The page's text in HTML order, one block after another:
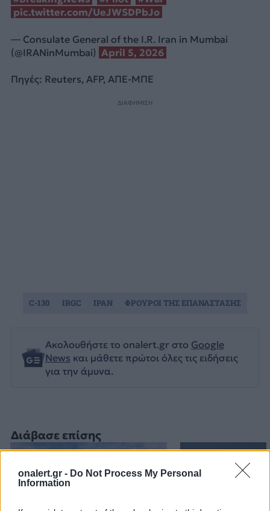
onalert.gr - Do Not Process My Personal
Information
Διάβασε επίσης
pic.twitter.com/UeJWSDPbJo
— Consulate General of the I.R. Iran in Mumbai
(@IRANinMumbai) April 5, 2026
Πηγές: Reuters, AFP, ΑΠΕ-ΜΠΕ
ΔΙΑΦΗΜΙΣΗ
Ακολουθήστε το onalert.gr στο Google
News και μάθετε πρώτοι όλες τις ειδήσεις
για την άμυνα.
C-130 IRGC ΙΡΑΝ ΦΡΟΥΡΟΙ ΤΗΣ ΕΠΑΝΑΣΤΑΣΗΣ